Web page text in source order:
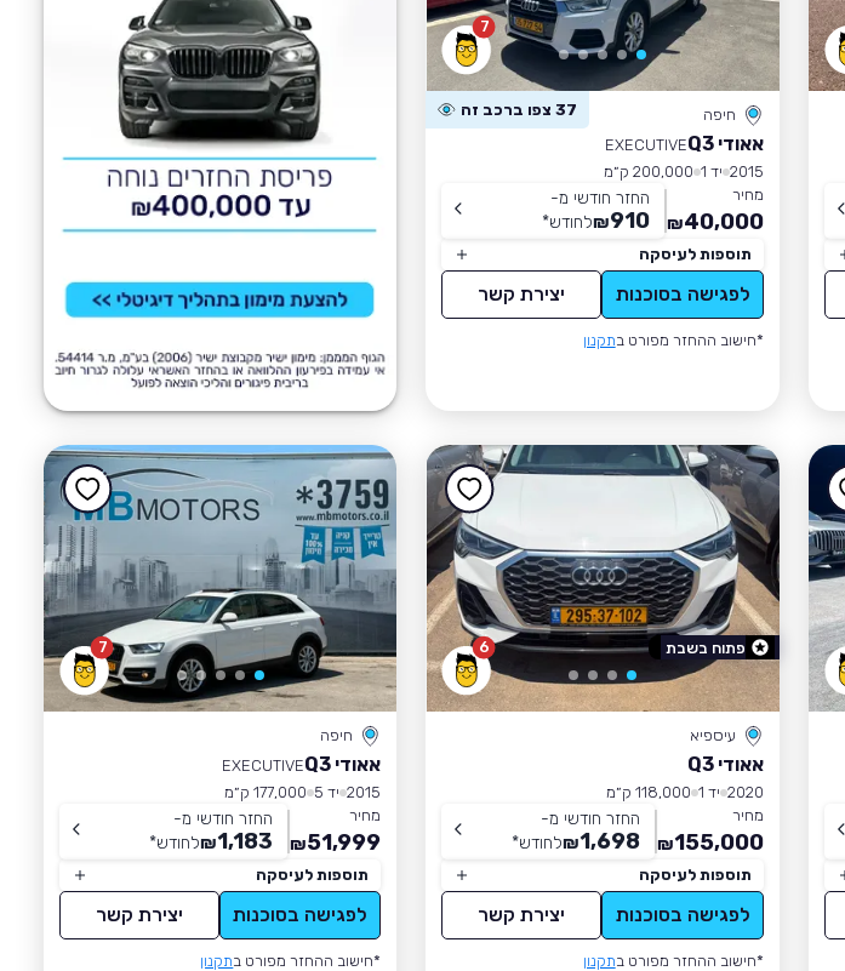
7
חיפה 37 צפו ברכב זה
אאודי Q3
EXECUTIVE
2015 יד 1
200,000 ק״מ
מחיר
40,000
₪
החזר חודשי מ-
910
₪לחודש*
תוספות לעיסקה
לפגישה בסוכנות יצירת קשר
*חישוב ההחזר מפורט בתקנון
6
עיספיא
אאודי Q3
2020 יד 1
118,000 ק״מ
מחיר
155,000
₪
החזר חודשי מ-
1,698
₪לחודש*
תוספות לעיסקה
לפגישה בסוכנות יצירת קשר
*חישוב ההחזר מפורט בתקנון
פתוח בשבת 7
חיפה
אאודי Q3
EXECUTIVE
2015 יד 5
177,000 ק״מ
מחיר
51,999
₪
החזר חודשי מ-
1,183
₪לחודש*
תוספות לעיסקה
לפגישה בסוכנות יצירת קשר
*חישוב ההחזר מפורט בתקנון